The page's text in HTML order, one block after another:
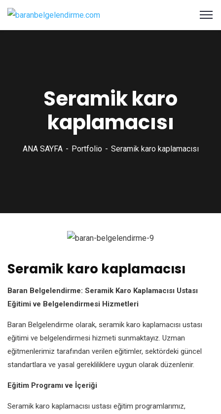
Seramik karo
kaplamacısı
ANA SAYFA Portfolio Seramik karo kaplamacısı
Seramik karo kaplamacısı
Baran Belgelendirme: Seramik Karo Kaplamacısı Ustası
Eğitimi ve Belgelendirmesi Hizmetleri
Baran Belgelendirme olarak, seramik karo kaplamacısı ustası
eğitimi ve belgelendirmesi hizmeti sunmaktayız. Uzman
eğitmenlerimiz tarafından verilen eğitimler, sektördeki güncel
standartlara ve yasal gerekliliklere uygun olarak düzenlenir.
Eğitim Programı ve İçeriği
Seramik karo kaplamacısı ustası eğitim programlarımız,